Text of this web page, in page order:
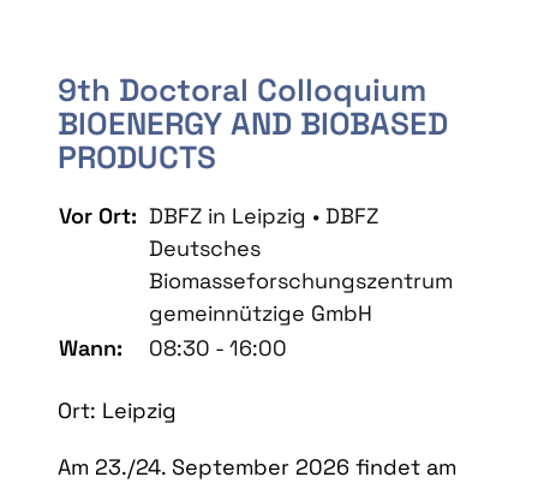
9th Doctoral Colloquium
BIOENERGY AND BIOBASED
PRODUCTS
Vor Ort: DBFZ in Leipzig • DBFZ
Deutsches
Biomasseforschungszentrum
gemeinnützige GmbH
Wann:
08:30 - 16:00
Ort: Leipzig
Am 23./24. September 2026 findet am